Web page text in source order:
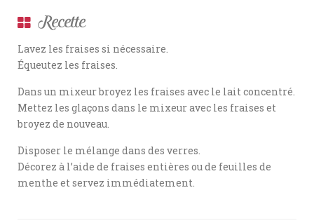
Recette
Lavez les fraises si nécessaire.
Équeutez les fraises.
Dans un mixeur broyez les fraises avec le lait concentré.
Mettez les glaçons dans le mixeur avec les fraises et
broyez de nouveau.
Disposer le mélange dans des verres.
Décorez à l’aide de fraises entières ou de feuilles de
menthe et servez immédiatement.